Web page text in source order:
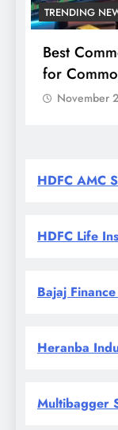
TRENDING
Best
for
November
HDFC AMC
HDFC Life
Bajaj
Heranba
Multibagger